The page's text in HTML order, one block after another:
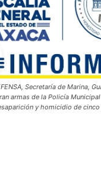
Secretaría de Marina,
armas de la Policía
y homicidio de